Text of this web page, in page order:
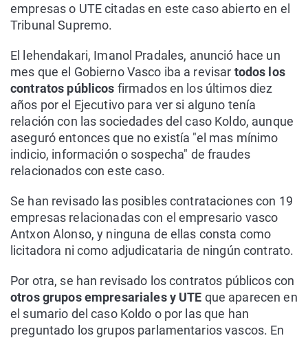
empresas o UTE citadas en este caso abierto en el
Tribunal Supremo.
El lehendakari, Imanol Pradales, anunció hace un
mes que el Gobierno Vasco iba a revisar todos los
contratos públicos firmados en los últimos diez
años por el Ejecutivo para ver si alguno tenía
relación con las sociedades del caso Koldo, aunque
aseguró entonces que no existía "el mas mínimo
indicio, información o sospecha" de fraudes
relacionados con este caso.
Se han revisado las posibles contrataciones con 19
empresas relacionadas con el empresario vasco
Antxon Alonso, y ninguna de ellas consta como
licitadora ni como adjudicataria de ningún contrato.
Por otra, se han revisado los contratos públicos con
otros grupos empresariales y UTE que aparecen en
el sumario del caso Koldo o por las que han
preguntado los grupos parlamentarios vascos. En